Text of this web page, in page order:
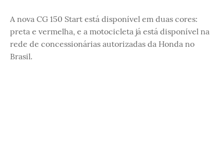
A nova CG 150 Start está disponível em duas cores:
preta e vermelha, e a motocicleta já está disponível na
rede de concessionárias autorizadas da Honda no
Brasil.